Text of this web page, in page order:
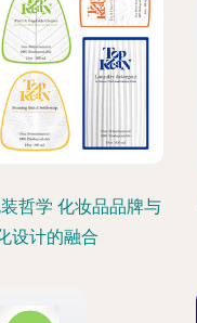
哲学 化妆品品牌与
设计的融合